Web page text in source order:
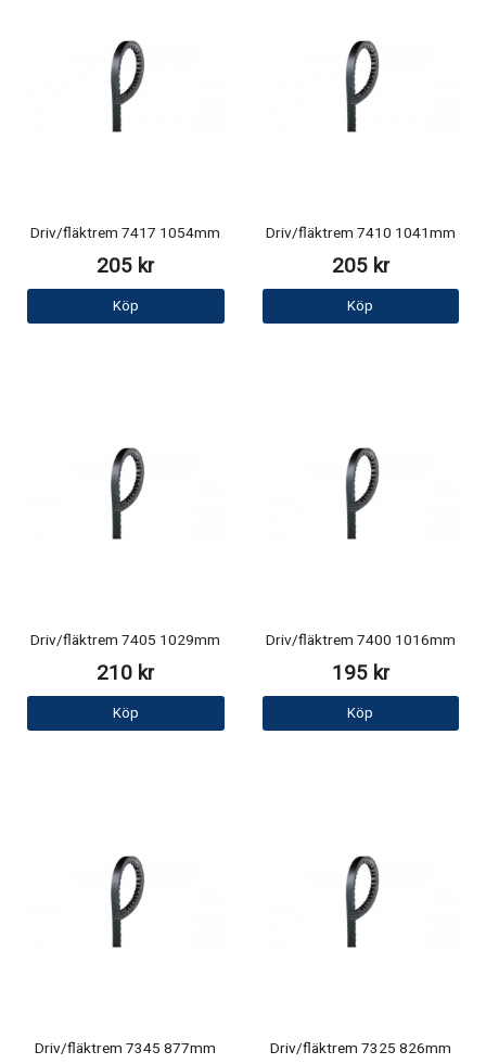
Driv/fläktrem 7417 1054mm
205 kr
Köp
Driv/fläktrem 7410 1041mm
205 kr
Köp
Driv/fläktrem 7405 1029mm
210 kr
Köp
Driv/fläktrem 7400 1016mm
195 kr
Köp
Driv/fläktrem 7345 877mm Driv/fläktrem 7325 826mm